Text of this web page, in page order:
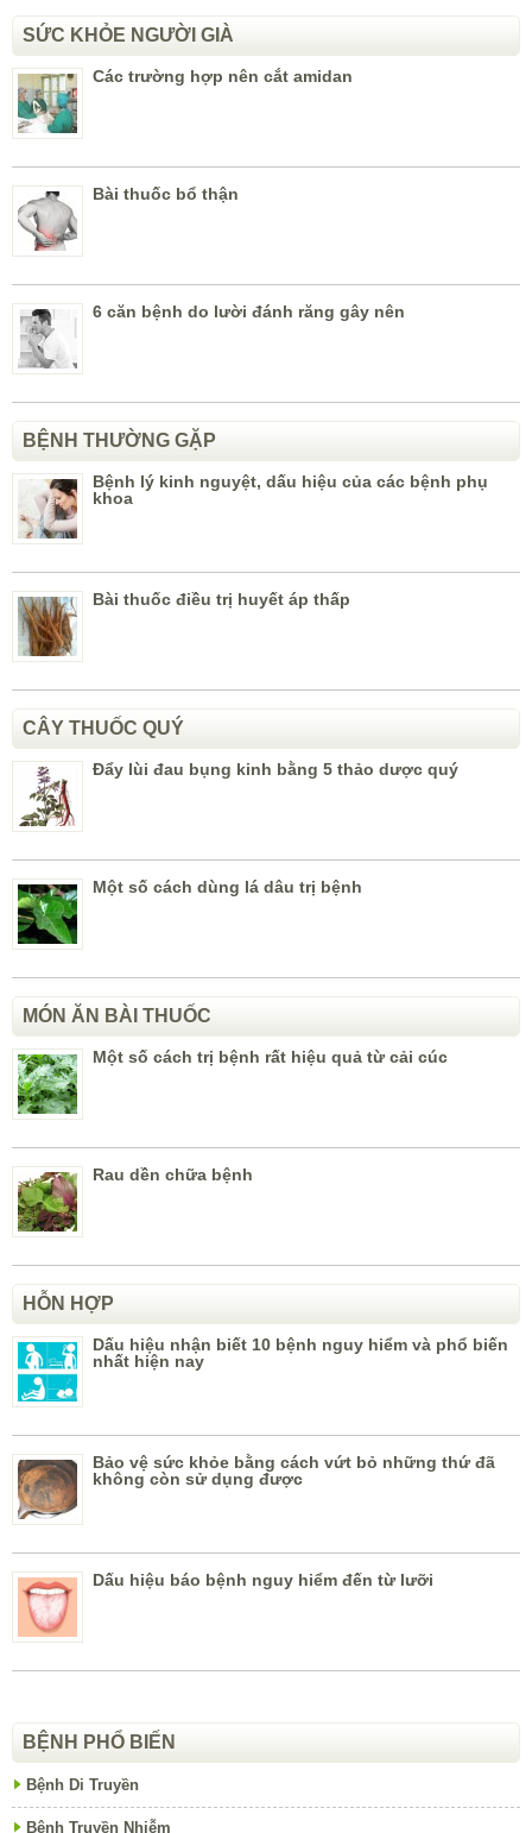
SỨC KHỎE NGƯỜI GIÀ
Các trường hợp nên cắt amidan
Bài thuốc bổ thận
6 căn bệnh do lười đánh răng gây nên
BỆNH THƯỜNG GẶP
Bệnh lý kinh nguyệt, dấu hiệu của các bệnh phụ
khoa
Bài thuốc điều trị huyết áp thấp
CÂY THUỐC QUÝ
Đẩy lùi đau bụng kinh bằng 5 thảo dược quý
Một số cách dùng lá dâu trị bệnh
MÓN ĂN BÀI THUỐC
Một số cách trị bệnh rất hiệu quả từ cải cúc
Rau dền chữa bệnh
HỖN HỢP
Dấu hiệu nhận biết 10 bệnh nguy hiểm và phổ biến
nhất hiện nay
Bảo vệ sức khỏe bằng cách vứt bỏ những thứ đã
không còn sử dụng được
Dấu hiệu báo bệnh nguy hiểm đến từ lưỡi
BỆNH PHỔ BIẾN
Bệnh Di Truyền
Bệnh Truyền Nhiễm